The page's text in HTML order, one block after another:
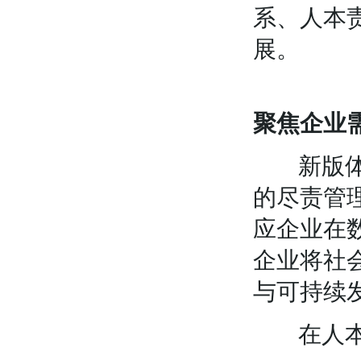
系、人本
展。
聚焦企业
新版体
的尽责管
应企业在
企业将社
与可持续
在人本